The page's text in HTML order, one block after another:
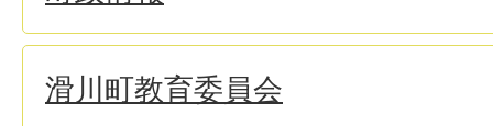
滑川町教育委員会